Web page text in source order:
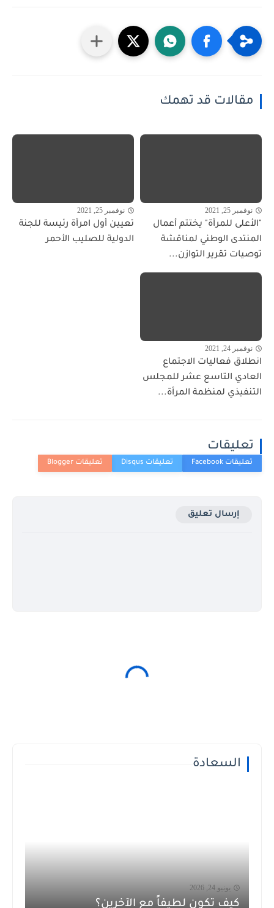
مقالات قد تهمك
نوفمبر 25, 2021
"الأعلى للمرأة" يختتم أعمال
المنتدى الوطني لمناقشة
توصيات تقرير التوازن...
نوفمبر 25, 2021
تعيين أول امرأة رئيسة للجنة
الدولية للصليب الأحمر
نوفمبر 24, 2021
انطلاق فعاليات الاجتماع
العادي التاسع عشر للمجلس
التنفيذي لمنظمة المرأة...
تعليقات
إرسال تعليق
السعادة
يونيو 24, 2026
كيف تكون لطيفاً مع الآخرين؟